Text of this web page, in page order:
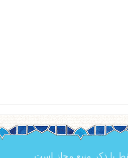
با ذکر منبع مجاز است